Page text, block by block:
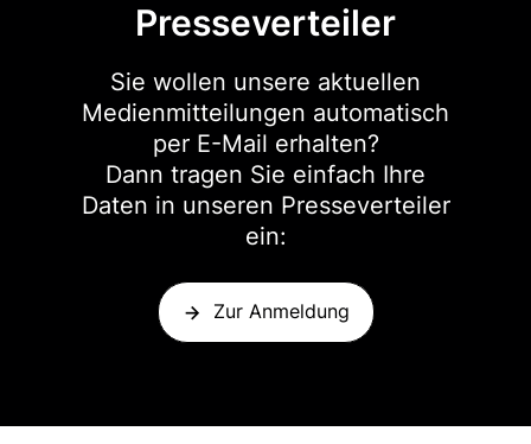
Presseverteiler
Sie wollen unsere aktuellen
Medienmitteilungen automatisch
per E-Mail erhalten?
Dann tragen Sie einfach Ihre
Daten in unseren Presseverteiler
ein:
Zur Anmeldung